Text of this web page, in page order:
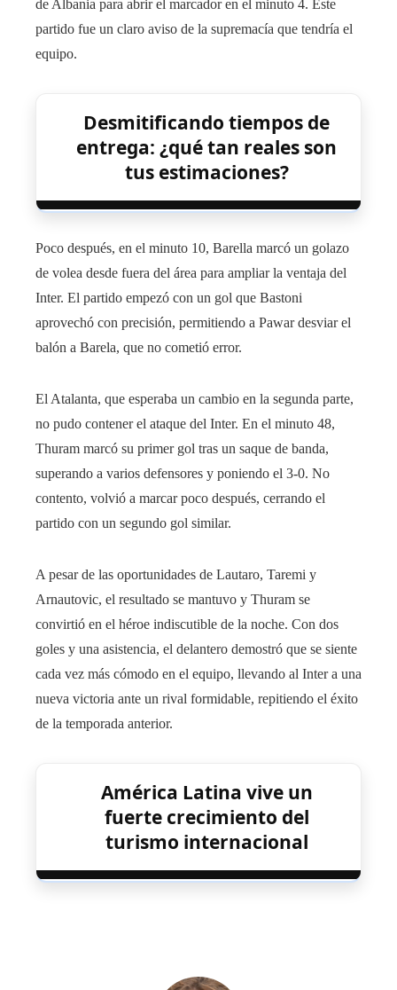
de Albania para abrir el marcador en el minuto 4. Este
partido fue un claro aviso de la supremacía que tendría el
equipo.
Desmitificando tiempos de
entrega: ¿qué tan reales son
tus estimaciones?
Poco después, en el minuto 10, Barella marcó un golazo
de volea desde fuera del área para ampliar la ventaja del
Inter. El partido empezó con un gol que Bastoni
aprovechó con precisión, permitiendo a Pawar desviar el
balón a Barela, que no cometió error.
El Atalanta, que esperaba un cambio en la segunda parte,
no pudo contener el ataque del Inter. En el minuto 48,
Thuram marcó su primer gol tras un saque de banda,
superando a varios defensores y poniendo el 3-0. No
contento, volvió a marcar poco después, cerrando el
partido con un segundo gol similar.
A pesar de las oportunidades de Lautaro, Taremi y
Arnautovic, el resultado se mantuvo y Thuram se
convirtió en el héroe indiscutible de la noche. Con dos
goles y una asistencia, el delantero demostró que se siente
cada vez más cómodo en el equipo, llevando al Inter a una
nueva victoria ante un rival formidable, repitiendo el éxito
de la temporada anterior.
América Latina vive un
fuerte crecimiento del
turismo internacional